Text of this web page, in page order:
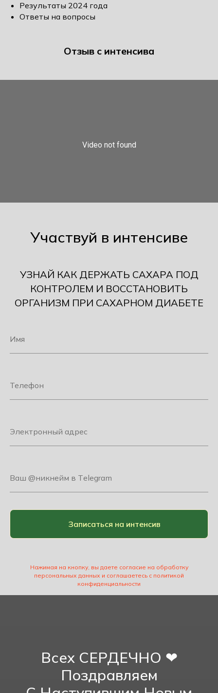
Результаты 2024 года
Ответы на вопросы
Отзыв с интенсива
Участвуй в интенсиве
УЗНАЙ КАК ДЕРЖАТЬ САХАРА ПОД
КОНТРОЛЕМ И ВОССТАНОВИТЬ
ОРГАНИЗМ ПРИ САХАРНОМ ДИАБЕТЕ
Записаться на интенсив
Нажимая на кнопку, вы даете согласие на обработку
персональных данных и соглашаетесь c политикой
конфиденциальности
Всех СЕРДЕЧНО ❤
Поздравляем